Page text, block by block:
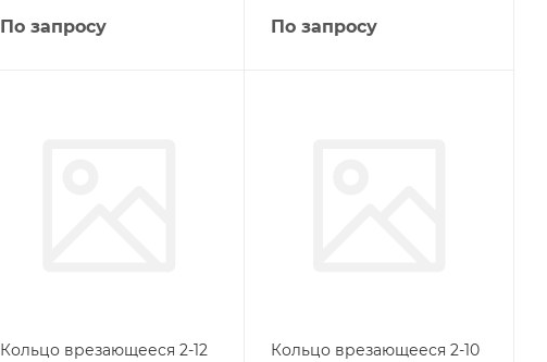
По запросу По запросу
Кольцо врезающееся 2-12
Кольцо врезающееся 2-10